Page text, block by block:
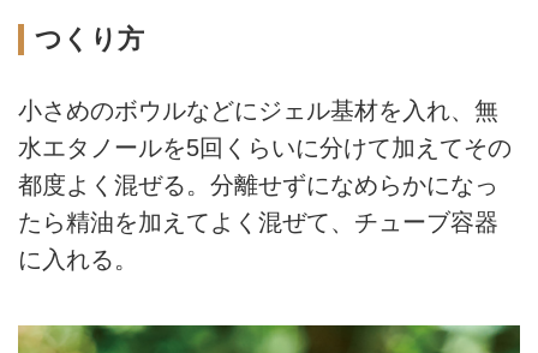
つくり方
小さめのボウルなどにジェル基材を入れ、無
水エタノールを5回くらいに分けて加えてその
都度よく混ぜる。分離せずになめらかになっ
たら精油を加えてよく混ぜて、チューブ容器
に入れる。